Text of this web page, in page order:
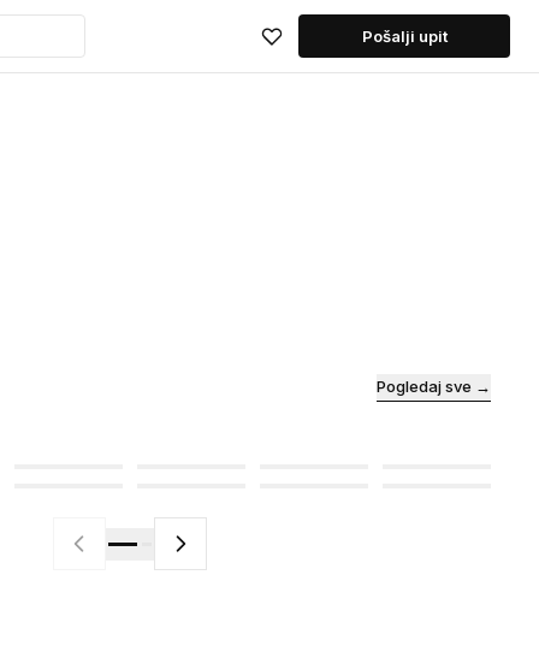
Pošalji upit
Pogledaj sve →